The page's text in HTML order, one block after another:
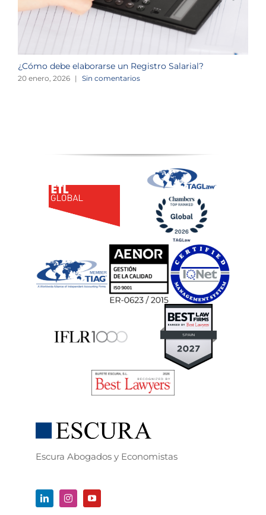
¿Cómo debe elaborarse un Registro Salarial?
20 enero, 2026 | Sin comentarios
Escura Abogados y Economistas